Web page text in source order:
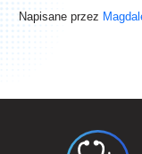
Napisane przez